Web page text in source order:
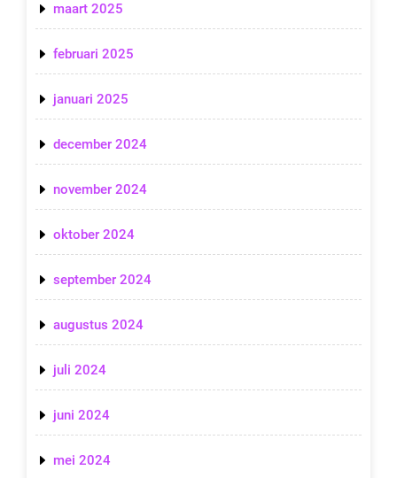
maart 2025
februari 2025
januari 2025
december 2024
november 2024
oktober 2024
september 2024
augustus 2024
juli 2024
juni 2024
mei 2024